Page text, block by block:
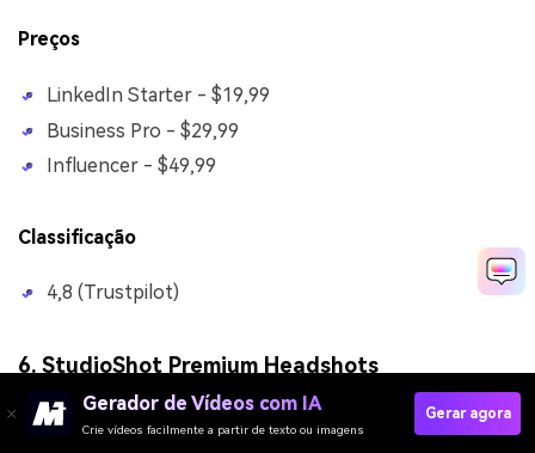
Preços
LinkedIn Starter - $19,99
Business Pro - $29,99
Influencer - $49,99
Classificação
4,8 (Trustpilot)
6. StudioShot Premium Headshots
Gerador de Vídeos com IA
Crie vídeos facilmente a partir de texto ou imagens
Gerar agora